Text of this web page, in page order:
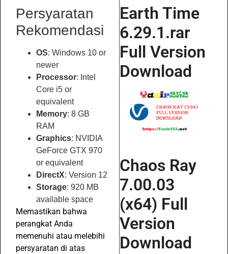
Persyaratan
Rekomendasi
OS: Windows 10 or
newer
Processor: Intel
Core i5 or
equivalent
Memory: 8 GB
RAM
Graphics: NVIDIA
GeForce GTX 970
or equivalent
DirectX: Version 12
Storage: 920 MB
available space
Memastikan bahwa
perangkat Anda
memenuhi atau melebihi
persyaratan di atas
Earth Time
6.29.1.rar
Full Version
Download
Chaos Ray
7.00.03
(x64) Full
Version
Download